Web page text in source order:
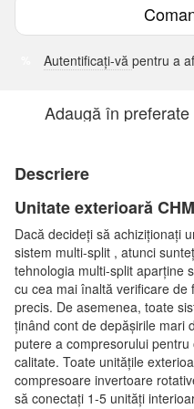
Autentificați-vă pentru a
Adaugă în preferate
Descriere
Unitate exterioară
Dacă decideți să achiziționați
sistem multi-split , atunci
tehnologia multi-split aparține
cu cea mai înaltă verificare de
precis. De asemenea, toate
ținând cont de depășirile mari
putere a compresorului
calitate. Toate unitățile
compresoare invertoare
să conectați 1-5 unități